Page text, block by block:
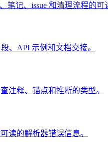
记、issue 和清理流程的可
、API 示例和文档交接。
注释、锚点和推断的类型。
读的解析器错误信息。